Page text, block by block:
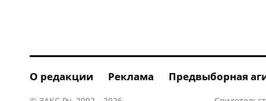
О редакции Реклама Предвыборная